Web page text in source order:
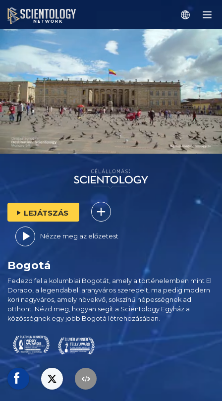
LEJÁTSZÁS
Nézze meg az előzetest
Bogotá
Fedezd fel a kolumbiai Bogotát, amely a történelemben mint El
Dorado, a legendabeli aranyváros szerepelt, ma pedig modern
kori nagyváros, amely növekvő, sokszínű népességnek ad
otthont. Nézd meg, hogyan segít a Scientology Egyház a
közösségnek egy jobb Bogotá létrehozásában.